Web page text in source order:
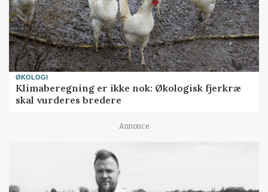
ØKOLOGI
Klimaberegning er ikke nok: Økologisk fjerkræ
skal vurderes bredere
Annonce